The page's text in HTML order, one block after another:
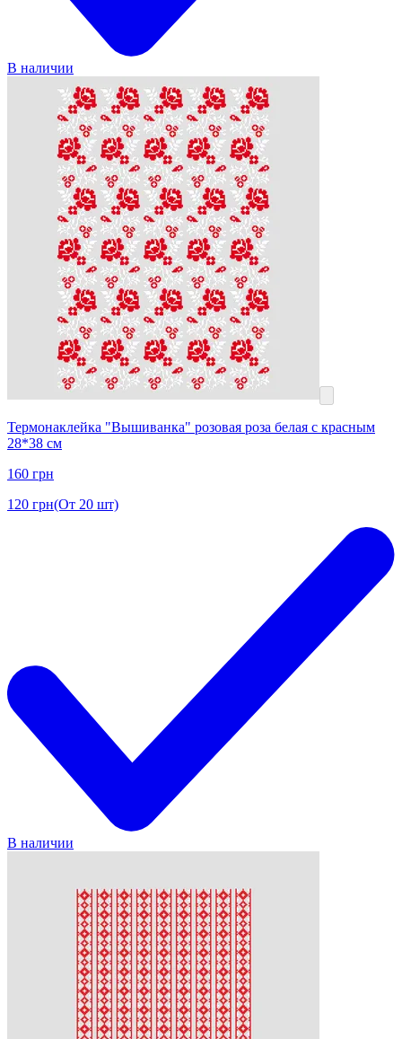
В наличии
Термонаклейка "Вышиванка" розовая роза белая с красным
28*38 см
160 грн
120 грн(От 20 шт)
В наличии